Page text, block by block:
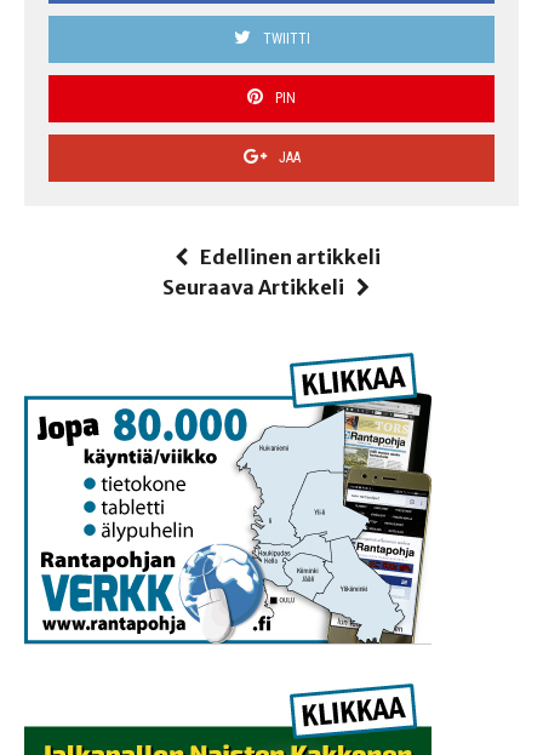
TWIITTI
PIN
JAA
Edellinen artikkeli
Seuraava Artikkeli